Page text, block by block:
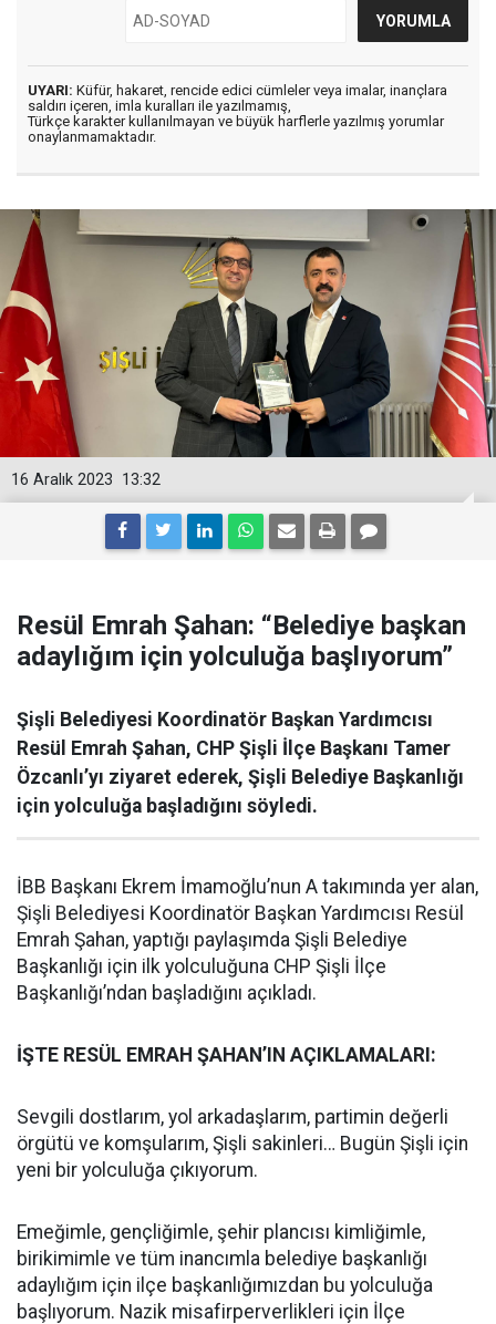
UYARI: Küfür, hakaret, rencide edici cümleler veya imalar, inançlara
saldırı içeren, imla kuralları ile yazılmamış,
Türkçe karakter kullanılmayan ve büyük harflerle yazılmış yorumlar
onaylanmamaktadır.
13:32
16 Aralık 2023
Resül Emrah Şahan: “Belediye başkan
adaylığım için yolculuğa başlıyorum”
Şişli Belediyesi Koordinatör Başkan Yardımcısı
Resül Emrah Şahan, CHP Şişli İlçe Başkanı Tamer
Özcanlı’yı ziyaret ederek, Şişli Belediye Başkanlığı
için yolculuğa başladığını söyledi.
İBB Başkanı Ekrem İmamoğlu’nun A takımında yer alan,
Şişli Belediyesi Koordinatör Başkan Yardımcısı Resül
Emrah Şahan, yaptığı paylaşımda Şişli Belediye
Başkanlığı için ilk yolculuğuna CHP Şişli İlçe
Başkanlığı’ndan başladığını açıkladı.
İŞTE RESÜL EMRAH ŞAHAN’IN AÇIKLAMALARI:
Sevgili dostlarım, yol arkadaşlarım, partimin değerli
örgütü ve komşularım, Şişli sakinleri… Bugün Şişli için
yeni bir yolculuğa çıkıyorum.
Emeğimle, gençliğimle, şehir plancısı kimliğimle,
birikimimle ve tüm inancımla belediye başkanlığı
adaylığım için ilçe başkanlığımızdan bu yolculuğa
başlıyorum. Nazik misafirperverlikleri için İlçe